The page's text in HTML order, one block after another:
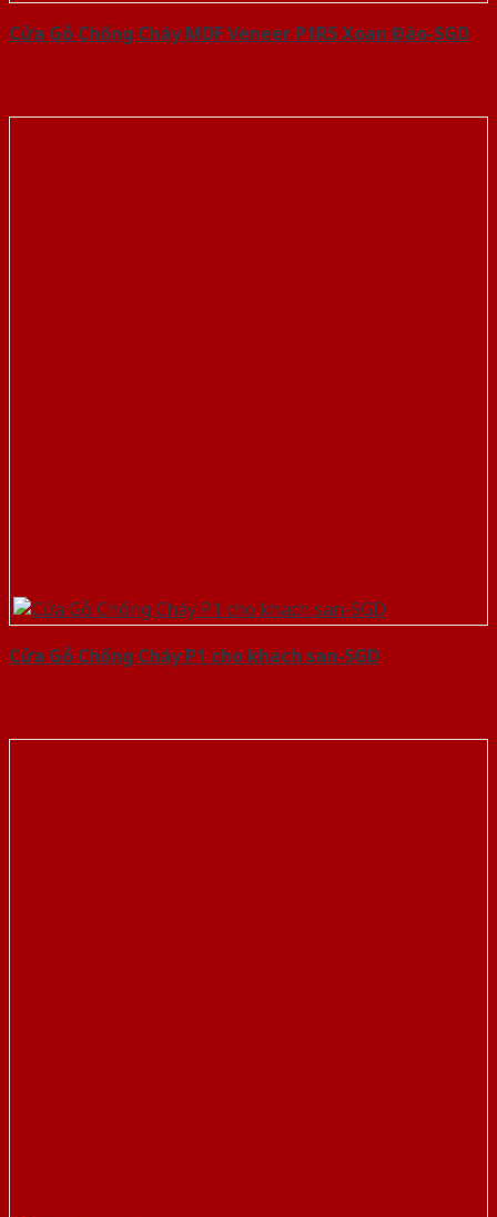
Cửa Gỗ Chống Cháy MDF Veneer P1R5 Xoan Đào-SGD
Cửa Gỗ Chống Cháy P1 cho khach san-SGD